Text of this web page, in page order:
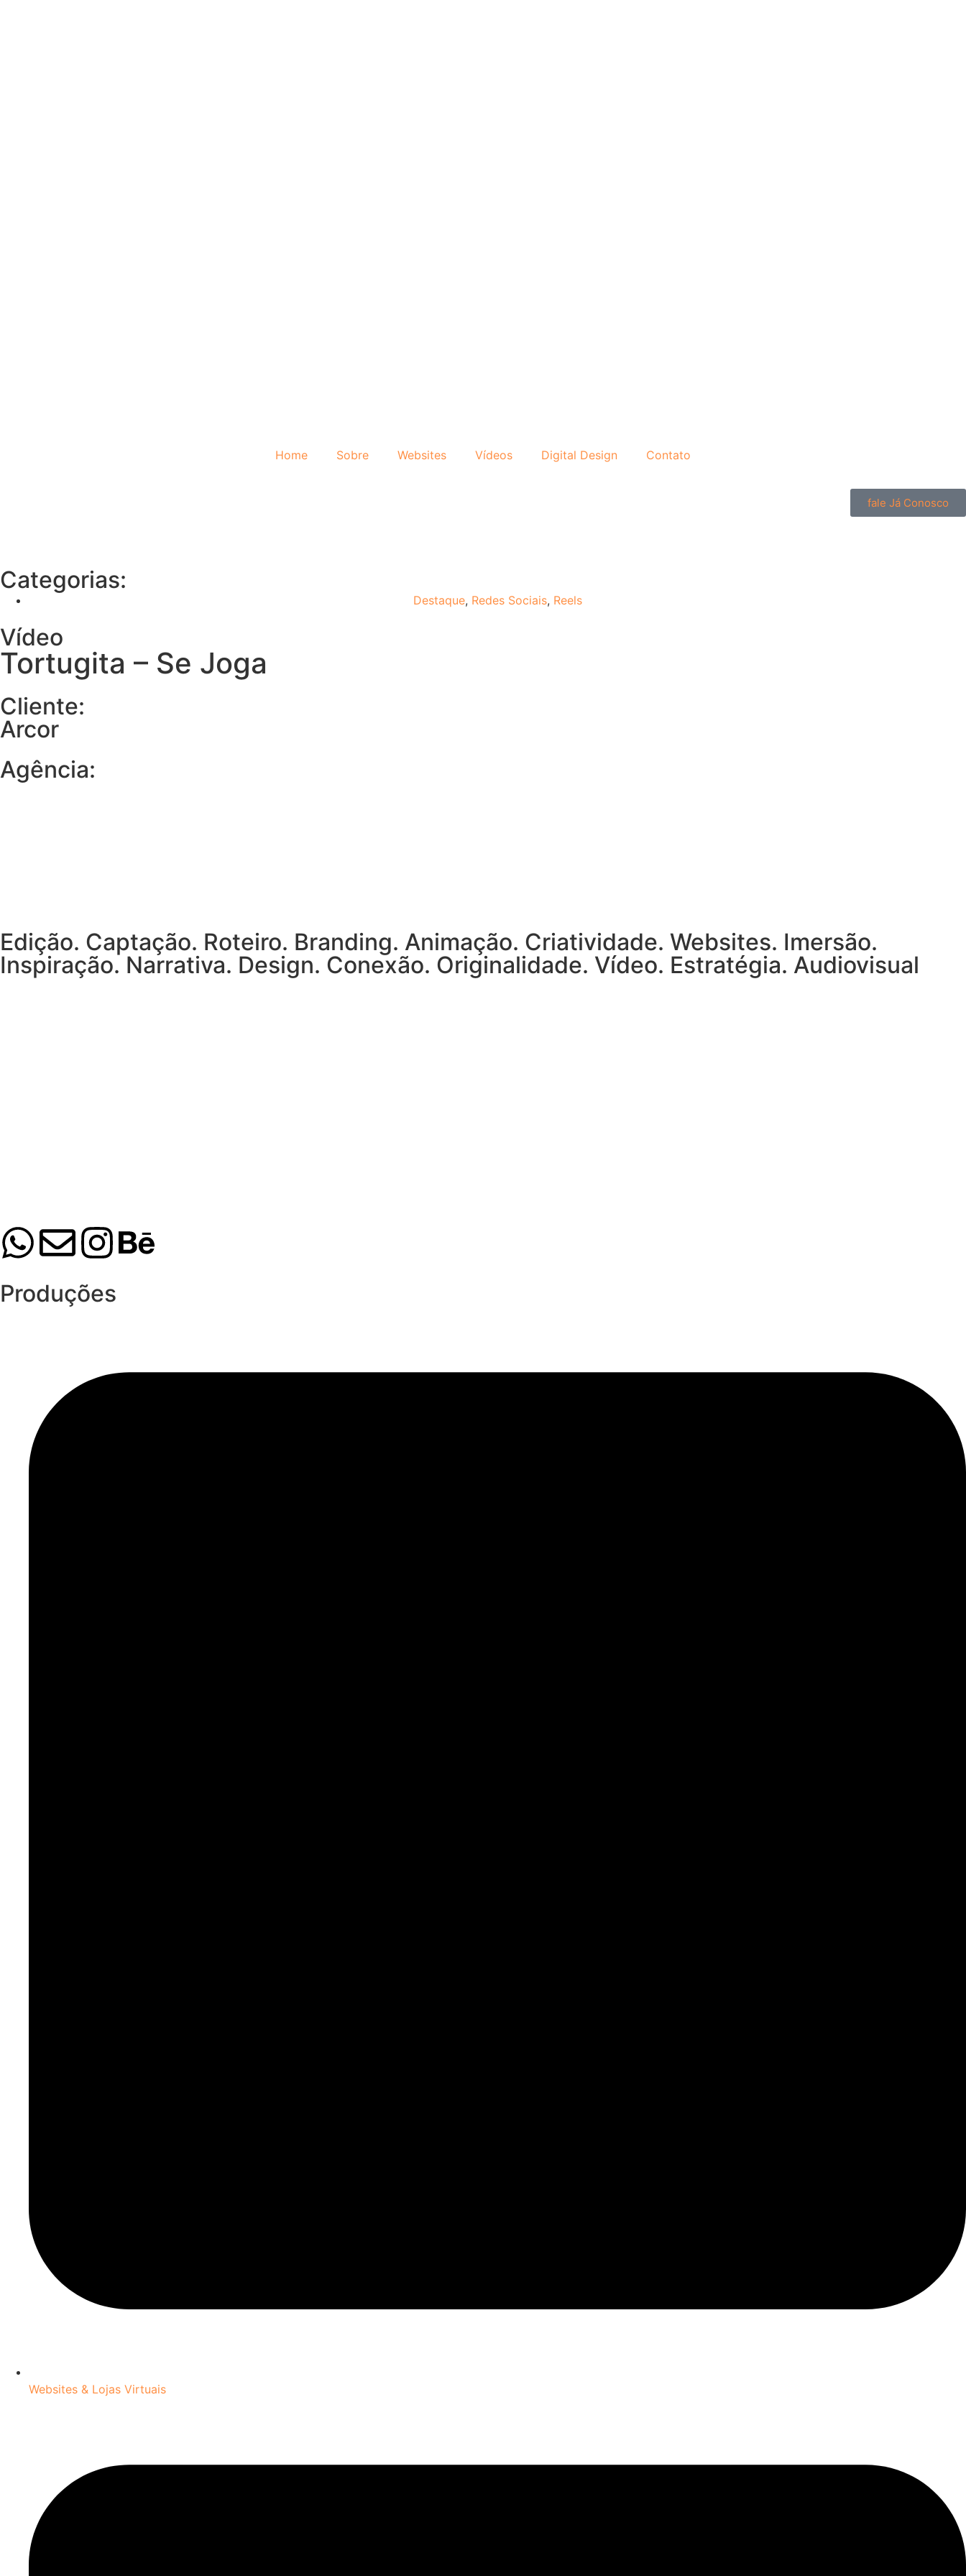
Home Sobre Websites Vídeos Digital Design Contato
fale Já Conosco
Categorias:
Destaque, Redes Sociais, Reels
Vídeo
Tortugita – Se Joga
Cliente:
Arcor
Agência:
Edição. Captação. Roteiro. Branding. Animação. Criatividade. Websites. Imersão.
Inspiração. Narrativa. Design. Conexão. Originalidade. Vídeo. Estratégia. Audiovisual
Produções
Websites & Lojas Virtuais